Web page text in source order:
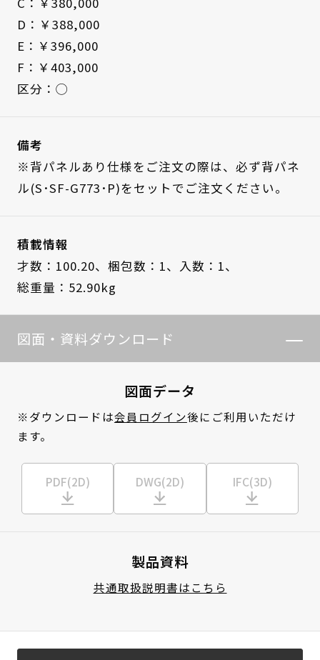
D：￥388,000
E：￥396,000
F：￥403,000
区分：◯
備考
※背パネルあり仕様をご注文の際は、必ず背パネ
ル(S･SF-G773･P)をセットでご注文ください。
積載情報
才数：100.20、 梱包数：1、
入数：1、
総重量：52.90kg
図面・資料ダウンロード
図面データ
※ダウンロードは会員ログイン後にご利用いただけ
ます。
PDF(2D) DWG(2D) IFC(3D)
製品資料
共通取扱説明書はこちら